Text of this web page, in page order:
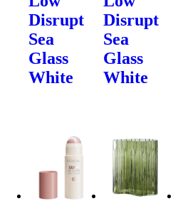
Disrupt
Sea
Glass
White
Disrupt
Sea
Glass
White